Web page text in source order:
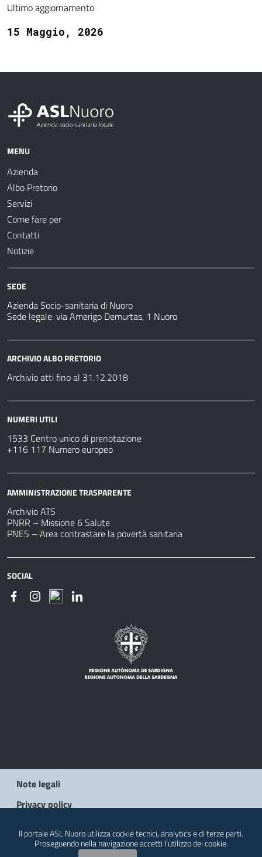
Ultimo aggiornamento
15 Maggio, 2026
MENU
Azienda
Albo Pretorio
Servizi
Come fare per
Contatti
Notizie
SEDE
Azienda Socio-sanitaria di Nuoro
Sede legale: via Amerigo Demurtas, 1 Nuoro
ARCHIVIO ALBO PRETORIO
Archivio atti fino al 31.12.2018
NUMERI UTILI
1533 Centro unico di prenotazione
+116 117 Numero europeo
AMMINISTRAZIONE TRASPARENTE
Archivio ATS
PNRR – Missione 6 Salute
PNES – Area contrastare la povertà sanitaria
SOCIAL
Note legali
Privacy policy
Contatti
Il portale ASL Nuoro utilizza cookie tecnici, analytics e di terze parti.
Proseguendo nella navigazione accetti l’utilizzo dei cookie.